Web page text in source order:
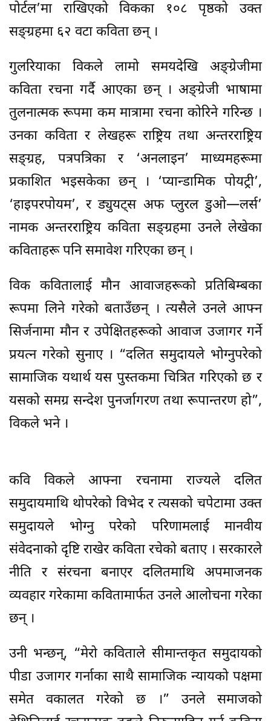
पोर्टल’मा राखिएको विकका १०८ पृष्ठको उक्त
सङ्ग्रहमा ६२ वटा कविता छन् ।
गुलरियाका विकले लामो समयदेखि अङ्ग्रेजीमा
कविता रचना गर्दै आएका छन् । अङ्ग्रेजी भाषामा
तुलनात्मक रूपमा कम मात्रामा रचना कोरिने गरिन्छ ।
उनका कविता र लेखहरू राष्ट्रिय तथा अन्तरराष्ट्रिय
सङ्ग्रह, पत्रपत्रिका र ‘अनलाइन’ माध्यमहरूमा
प्रकाशित भइसकेका छन् । ‘प्यान्डामिक पोयट्री’,
‘हाइपरपोयम’, र ड्युयट्स अफ प्लुरल डुओ—लर्स’
नामक अन्तरराष्ट्रिय कविता सङ्ग्रहमा उनले लेखेका
कविताहरू पनि समावेश गरिएका छन् ।
विक कवितालाई मौन आवाजहरूको प्रतिबिम्बका
रूपमा लिने गरेको बताउँछन् । त्यसैले उनले आफ्न
सिर्जनामा मौन र उपेक्षितहरूको आवाज उजागर गर्ने
प्रयत्न गरेको सुनाए । “दलित समुदायले भोग्नुपरेको
सामाजिक यथार्थ यस पुस्तकमा चित्रित गरिएको छ र
यसको समग्र सन्देश पुनर्जागरण तथा रूपान्तरण हो”,
विकले भने ।
कवि विकले आफ्ना रचनामा राज्यले दलित
समुदायमाथि थोपरेको विभेद र त्यसको चपेटामा उक्त
समुदायले भोग्नु परेको परिणामलाई मानवीय
संवेदनाको दृष्टि राखेर कविता रचेको बताए । सरकारले
नीति र संरचना बनाएर दलितमाथि अपमाजनक
व्यवहार गरेकामा कवितामार्फत उनले आलोचना गरेका
छन् ।
उनी भन्छन्, “मेरो कविताले सीमान्तकृत समुदायको
पीडा उजागर गर्नाका साथै सामाजिक न्यायको पक्षमा
समेत वकालत गरेको छ ।” उनले समाजको